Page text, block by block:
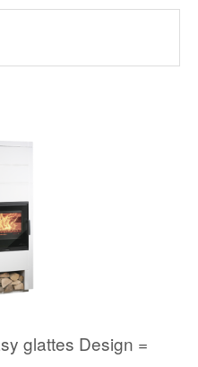
glattes Design =